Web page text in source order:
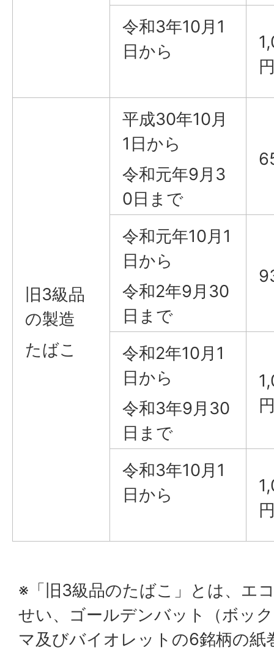
令和3年10月1
日から
旧3級品
の製造
たばこ
平成30年10月
1日から
令和元年9月3
0日まで
令和元年10月1
日から
令和2年9月30
日まで
令和2年10月1
日から
令和3年9月30
日まで
令和3年10月1
日から
※「旧3級品のたばこ」とは、エ
せい、ゴールデンバット（ボッ
マ及びバイオレットの6銘柄の紙